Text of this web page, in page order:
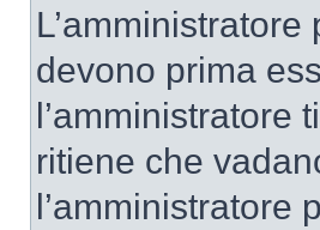
devono prima
l’amministratore
ritiene che
l’amministratore